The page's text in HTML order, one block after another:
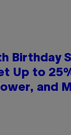
Birthday
Up to
and